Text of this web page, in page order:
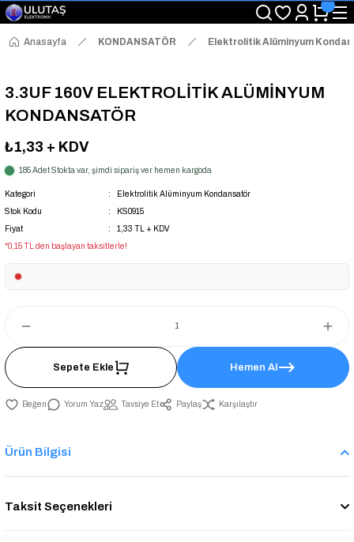
"Saat 14:00'a Kadar Verilen Siparişlerde Aynı Gün Kargo Avantajı!
"Binlerce Ürün Çeşitliliği ile Stoktan Hemen Teslim."
"Toptan Fiyatına Perakende Satış Avantajını Kaçırmayın!"
Anasayfa KONDANSATÖR Elektrolitik Alüminyum
3.3UF 160V ELEKTROLİTİK ALÜMİNYUM
KONDANSATÖR
₺1,33 + KDV
185 Adet Stokta var, şimdi sipariş ver hemen kargoda
Kategori
Elektrolitik Alüminyum Kondansatör
Stok Kodu
KS0915
Fiyat
1,33 TL + KDV
*0,15 TL den başlayan taksitlerle!
Sepete Ekle Hemen Al
Yorum Yaz Tavsiye Et Paylaş Karşılaştır
Ürün Bilgisi
Taksit Seçenekleri